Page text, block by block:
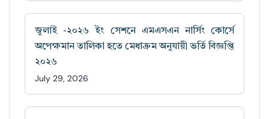
জুলাই -২০২৬ ইং সেশনে এমএসএন নার্সিং কোর্সে
অপেক্ষমান তালিকা হতে মেধাক্রম অনুযায়ী ভর্তি বিজ্ঞপ্তি
২০২৬
July 29, 2026